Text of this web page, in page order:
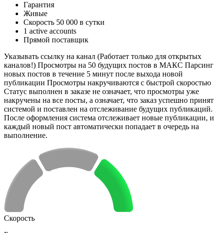
Гарантия
Живые
Скорость 50 000 в сутки
1 active accounts
Прямой поставщик
Указывать ссылку на канал (Работает только для открытых
каналов!) Просмотры на 50 будущих постов в МАКС Парсинг
новых постов в течение 5 минут после выхода новой
публикации Просмотры накручиваются с быстрой скоростью
Статус выполнен в заказе не означает, что просмотры уже
накручены на все посты, а означает, что заказ успешно принят
системой и поставлен на отслеживание будущих публикаций.
После оформления система отслеживает новые публикации, и
каждый новый пост автоматически попадает в очередь на
выполнение.
Скорость